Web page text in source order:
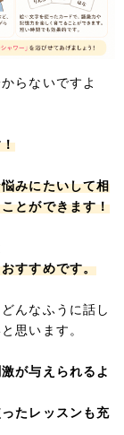
らないですよ
みにたいして相
とができます！
すすめです。
んなふうに話し
思います。
が与えられるよ
たレッスンも充